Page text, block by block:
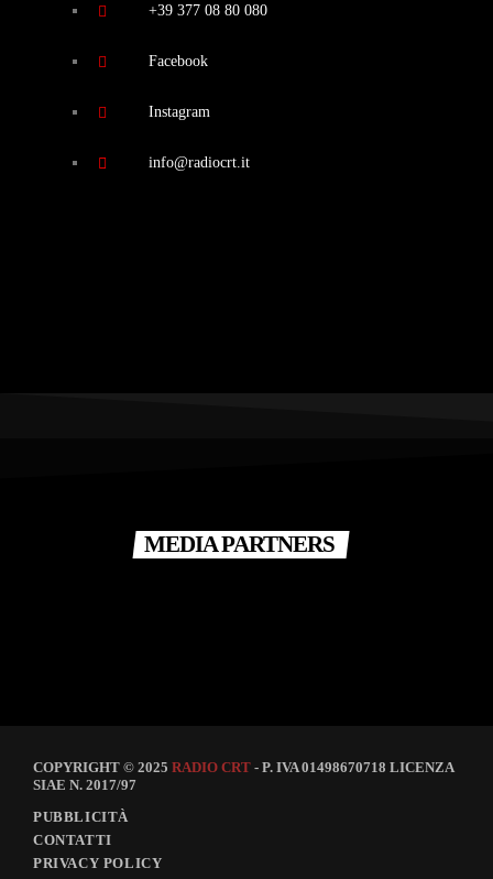
+39 377 08 80 080
Facebook
Instagram
info@radiocrt.it
MEDIA PARTNERS
COPYRIGHT © 2025 RADIO CRT - P. IVA 01498670718 LICENZA
SIAE N. 2017/97
PUBBLICITÀ
CONTATTI
PRIVACY POLICY